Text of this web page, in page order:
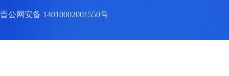
晋公网安备 14010002001550号